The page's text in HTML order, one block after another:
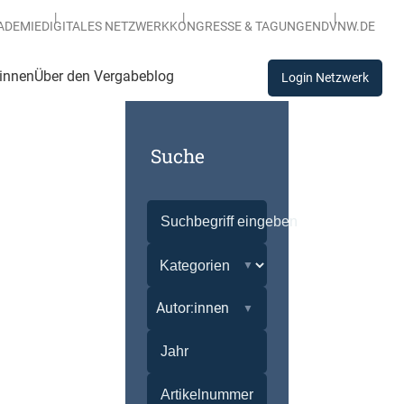
DIGITALES NETZWERKKONGRESSE & TAGUNGENDVNW.DE
Über den Vergabeblog Login Netzwerk
Suche
Autor:innen